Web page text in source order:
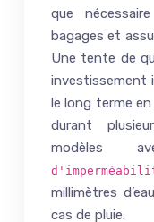
que
bagages et
Une tente de
investissement
le long terme
durant
millimètres
cas de pluie.